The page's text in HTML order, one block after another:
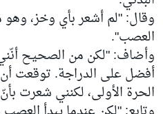
وقال: "لم أشعر بأي وخز، وهو
العصب".
وأضاف: "لكن من الصحيح
أفضل على الدراجة. توقعت
الحرة الأولى، لكنني شعرت